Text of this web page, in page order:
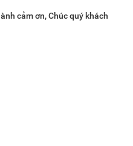
cảm ơn, Chúc quý khách